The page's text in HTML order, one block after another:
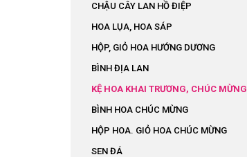
CHẬU CÂY LAN HỒ ĐIỆP
HOA LỤA, HOA SÁP
HỘP, GIỎ HOA HƯỚNG DƯƠNG
BÌNH ĐỊA LAN
KỆ HOA KHAI TRƯƠNG, CHÚC MỪNG
BÌNH HOA CHÚC MỪNG
HỘP HOA. GIỎ HOA CHÚC MỪNG
SEN ĐÁ